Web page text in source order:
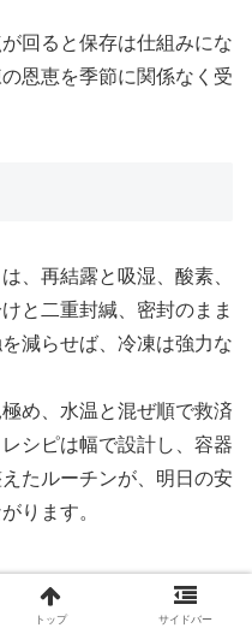
回ると保存は仕組みにな
恩恵を季節に関係なく受
、再結露と吸湿、酸素、
と二重封緘、密封のまま
減らせば、冷凍は強力な
め、水温と混ぜ順で救済
シピは幅で設計し、容器
たルーチンが、明日の安
ります。
トップ サイドバー